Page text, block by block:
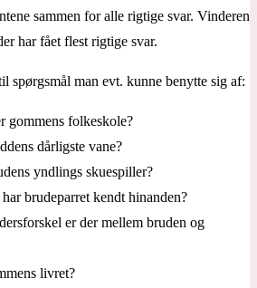
sammen for alle rigtige svar. Vinderen
har fået flest rigtige svar.
spørgsmål man evt. kunne benytte sig af:
gommens folkeskole?
dårligste vane?
yndlings skuespiller?
brudeparret kendt hinanden?
er der mellem bruden og
livret?